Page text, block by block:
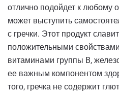
отлично подойдет к любому
может выступить
с гречки. Этот продукт
положительными
витаминами группы B,
ее важным компонентом
того, гречка не содержит